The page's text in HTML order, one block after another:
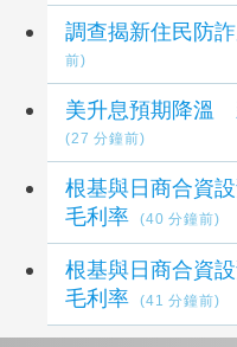
調查揭新住民防
前)
美升息預期降溫
(27 分鐘前)
根基與日商合資
毛利率
(40 分鐘前)
根基與日商合資
毛利率
(41 分鐘前)